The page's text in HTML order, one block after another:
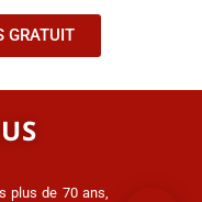
GRATUIT
plus de 70 ans,